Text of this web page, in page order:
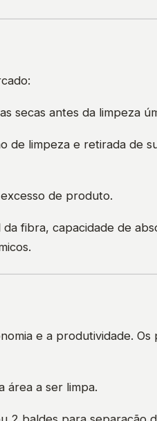
secas antes da limpeza
de limpeza e retirada de
de produto.
fibra, capacidade de
e a produtividade. Os
área a ser limpa.